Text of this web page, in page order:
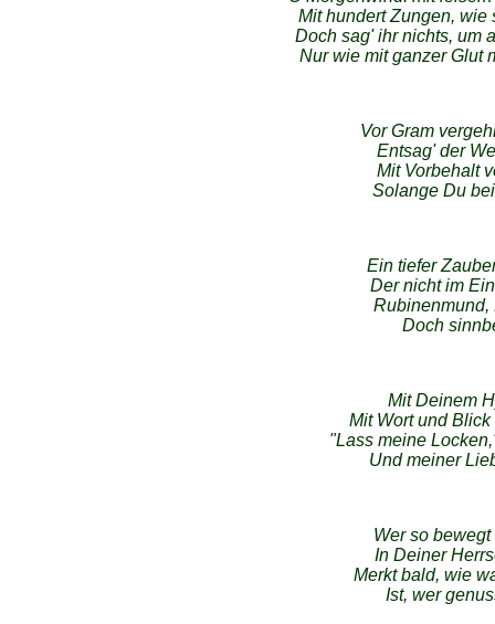
Mit hundert Zungen, wie
Doch sag' ihr nichts, um
Nur wie mit ganzer Glut
Vor Gram
Entsag' der
Mit Vorbehalt
Solange Du
Ein tiefer
Der nicht im
Rubinenmund,
Doch
Mit Deinem
Mit Wort und
"Lass meine
Und meiner
Wer so
In Deiner
Merkt bald, wie
Ist, wer